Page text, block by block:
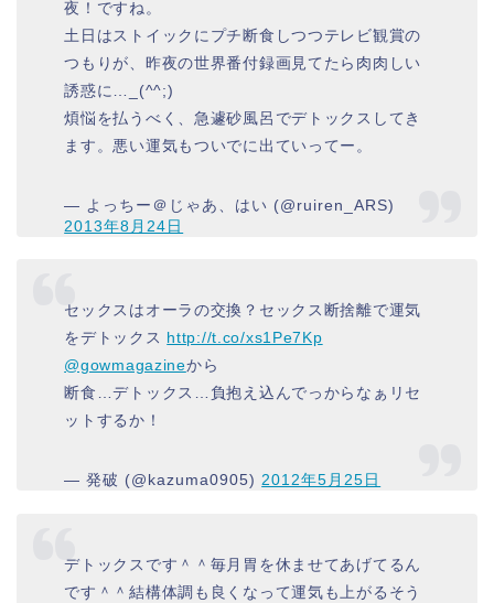
夜！ですね。
土日はストイックにプチ断食しつつテレビ観賞の
つもりが、昨夜の世界番付録画見てたら肉肉しい
誘惑に…_(^^;)ゞ
煩悩を払うべく、急遽砂風呂でデトックスしてき
ます。悪い運気もついでに出ていってー。
— よっちー＠じゃあ、はい (@ruiren_ARS)
2013年8月24日
セックスはオーラの交換？セックス断捨離で運気
をデトックス http://t.co/xs1Pe7Kp
@gowmagazineから
断食…デトックス…負抱え込んでっからなぁリセ
ットするか！
— 発破 (@kazuma0905)2012年5月25日
デトックスです＾＾毎月胃を休ませてあげてるん
です＾＾結構体調も良くなって運気も上がるそう